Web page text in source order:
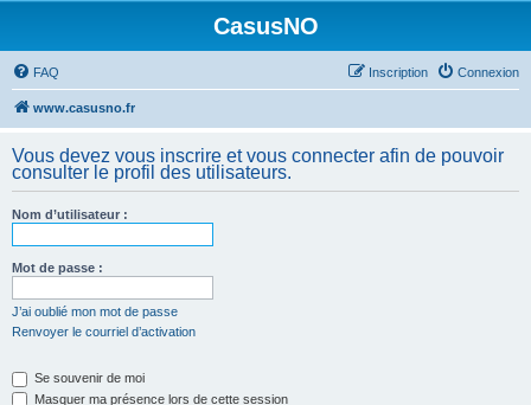
CasusNO
FAQ Connexion
Inscription
www.casusno.fr
Vous devez vous inscrire et vous connecter afin de pouvoir
consulter le profil des utilisateurs.
Nom d’utilisateur :
Mot de passe :
J’ai oublié mon mot de passe
Renvoyer le courriel d’activation
Se souvenir de moi
Masquer ma présence lors de cette session